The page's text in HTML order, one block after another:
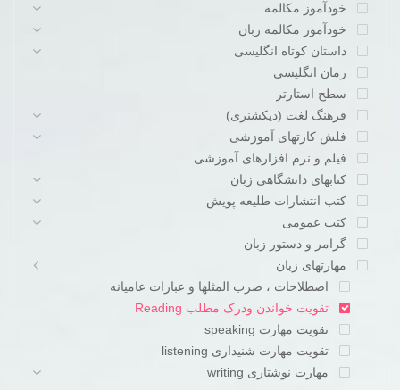
خودآموز مکالمه
خودآموز مکالمه زبان
داستان کوتاه انگلیسی
رمان انگلیسی
سطح استارتر
فرهنگ لغت (دیکشنری)
فلش کارتهای آموزشی
فیلم و نرم افزارهای آموزشی
کتابهای دانشگاهی زبان
کتب انتشارات طلیعه پویش
کتب عمومی
گرامر و دستور زبان
مهارتهای زبان
اصطلاحات ، ضرب المثلها و عبارات عامیانه
تقویت خواندن ودرک مطلب Reading
تقویت مهارت speaking
تقویت مهارت شنیداری listening
مهارت نوشتاری writing